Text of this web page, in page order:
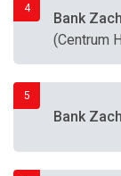
4
Bank
(Centrum
5
Bank